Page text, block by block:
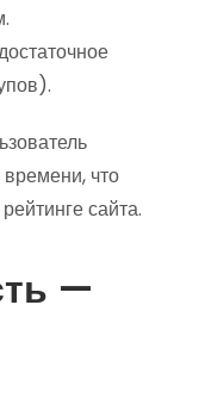
что
сайта.
—